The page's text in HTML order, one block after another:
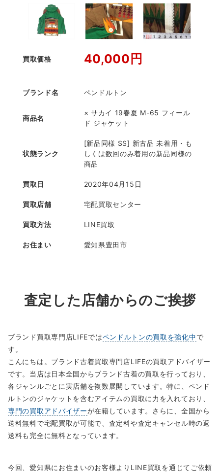
買取価格 40,000円
ブランド名 ペンドルトン
商品名
× サカイ 19春夏 M-65 フィール
ド ジャケット
状態ランク
[新品同様 SS] 新古品 未着用・も
しくは数回のみ着用の新品同様の
商品
買取日 2020年04月15日
買取店舗 宅配買取センター
買取方法 LINE買取
お住まい 愛知県豊田市
査定した店舗からのご挨拶
ブランド買取専門店LIFEではペンドルトンの買取を強化中で
す。
こんにちは。ブランド古着買取専門店LIFEの買取アドバイザー
です。当店は日本全国からブランド古着の買取を行っており、
各ジャンルごとに実店舗を複数展開しています。特に、ペンド
ルトンのジャケットを含むアイテムの買取に力を入れており、
専門の買取アドバイザーが在籍しています。さらに、全国から
送料無料で宅配買取が可能で、査定料や査定キャンセル時の返
送料も完全に無料となっています。
今回、愛知県にお住まいのお客様よりLINE買取を通じてご依頼